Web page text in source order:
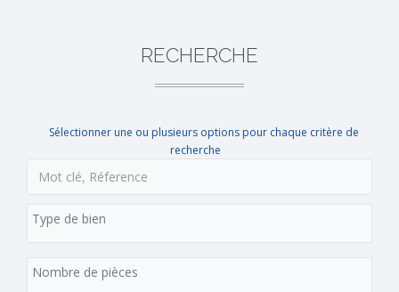
RECHERCHE
Sélectionner une ou plusieurs options pour chaque critère de
recherche